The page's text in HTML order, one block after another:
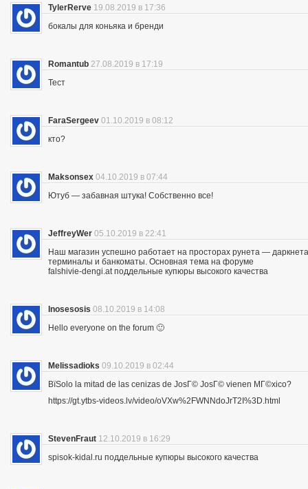
TylerRerve 19.08.2019 в 17:36
бокалы для коньяка и бренди
Romantub 27.08.2019 в 17:19
Тест
FaraSergeev 01.10.2019 в 08:12
кто?
Maksonsex 04.10.2019 в 07:44
Ютуб — забавная штука! Собственно все!
JeffreyWer 05.10.2019 в 22:41
Наш магазин успешно работает на просторах рунета —
терминалы и банкоматы. Основная тема на форуме
falshivie-dengi.at поддельные купюры высокого качества
Inosesosis 08.10.2019 в 14:08
Hello everyone on the forum 🙂
Melissadioks 09.10.2019 в 02:44
ВїSolo la mitad de las cenizas de JosГ© JosГ© vienen MГ©xico?
https://gt.ytbs-videos.lv/video/oVXw%2FWNNdoJrT2I%3D.html
StevenFraut 12.10.2019 в 16:29
spisok-kidal.ru поддельные купюры высокого качества